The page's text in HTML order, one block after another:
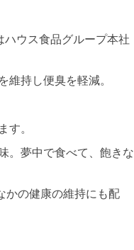
ウス食品グループ本社
持し便臭を軽減。
。
。夢中で食べて、飽きな
かの健康の維持にも配